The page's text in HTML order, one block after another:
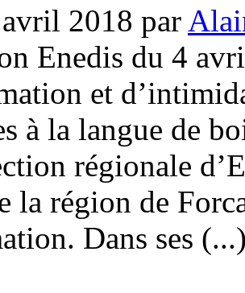
2018 par
Enedis du 4
et
à la langue de
régionale
la région de
Dans ses